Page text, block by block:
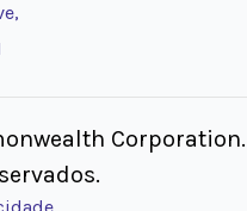
Corporation.